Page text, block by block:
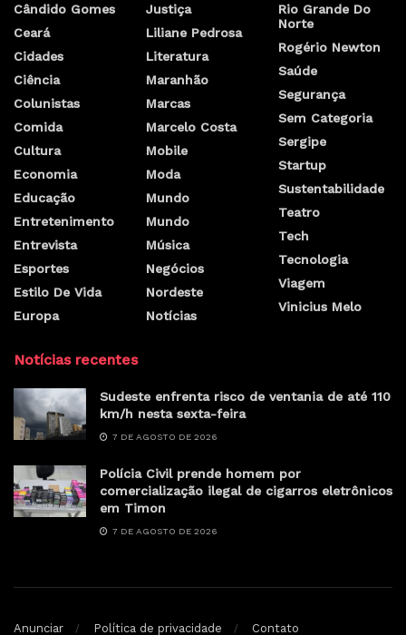
Cândido Gomes
Ceará
Cidades
Ciência
Colunistas
Comida
Cultura
Economia
Educação
Entretenimento
Entrevista
Esportes
Estilo De Vida
Europa
Justiça
Liliane Pedrosa
Literatura
Maranhão
Marcas
Marcelo Costa
Mobile
Moda
Mundo
Mundo
Música
Negócios
Nordeste
Notícias
Rio Grande Do
Norte
Rogério Newton
Saúde
Segurança
Sem Categoria
Sergipe
Startup
Sustentabilidade
Teatro
Tech
Tecnologia
Viagem
Vinicius Melo
Notícias recentes
Sudeste enfrenta risco de ventania de até 110
km/h nesta sexta-feira
7 DE AGOSTO DE 2026
Polícia Civil prende homem por
comercialização ilegal de cigarros eletrônicos
em Timon
7 DE AGOSTO DE 2026
Anunciar Política de privacidade Contato